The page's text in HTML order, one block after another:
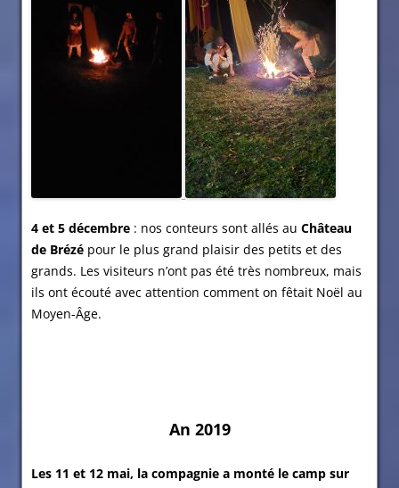
4 et 5 décembre : nos conteurs sont allés au Château
de Brézé pour le plus grand plaisir des petits et des
grands. Les visiteurs n’ont pas été très nombreux, mais
ils ont écouté avec attention comment on fêtait Noël au
Moyen-Âge.
An 2019
Les 11 et 12 mai, la compagnie a monté le camp sur